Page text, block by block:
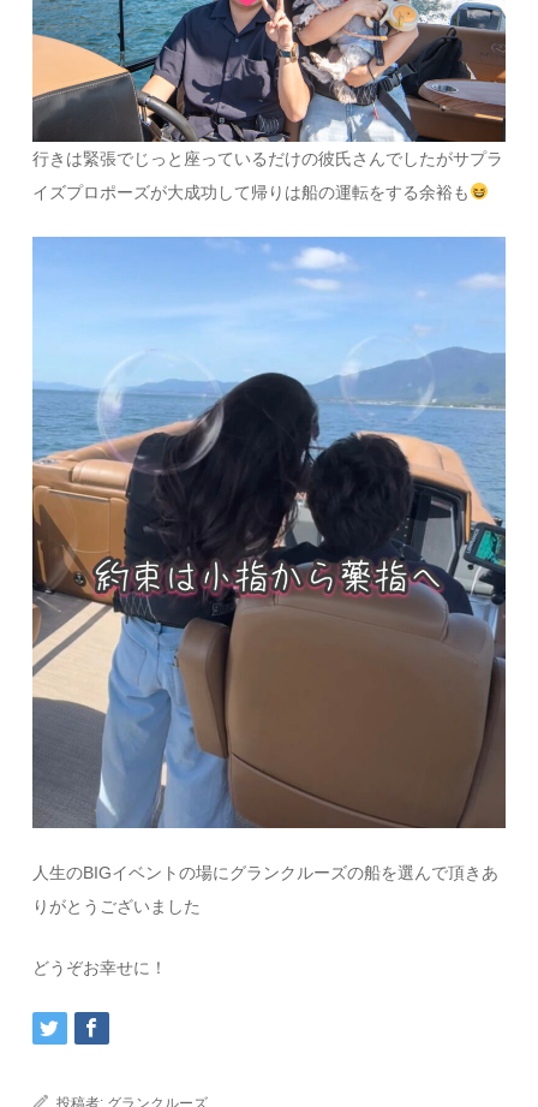
行きは緊張でじっと座っているだけの彼氏さんでしたがサプラ
イズプロポーズが大成功して帰りは船の運転をする余裕も
人生のBIGイベントの場にグランクルーズの船を選んで頂きあ
りがとうございました
どうぞお幸せに！
投稿者: グランクルーズ